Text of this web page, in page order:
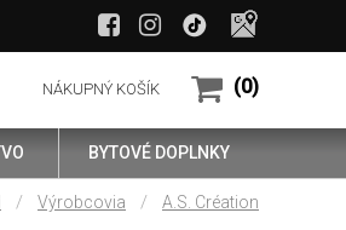
BYTOVÉ DOPLNKY
NÁKUPNÝ KOŠÍK (0)
/ Výrobcovia / A.S. Création